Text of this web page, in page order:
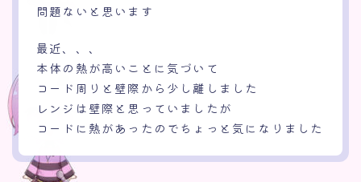
問題ないと思います
最近、、、
本体の熱が高いことに気づいて
コード周りと壁際から少し離しました
レンジは壁際と思っていましたが
コードに熱があったのでちょっと気になりました